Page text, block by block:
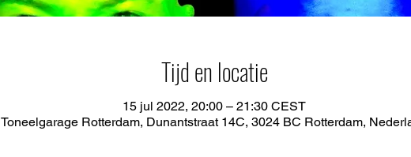
Tijd en locatie
15 jul 2022, 20:00 – 21:30 CEST
Toneelgarage Rotterdam, Dunantstraat 14C, 3024 BC Rotterdam,